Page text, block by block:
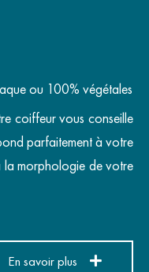
ou 100% végétales
coiffeur vous conseille
parfaitement à votre
la morphologie de votre
En savoir plus